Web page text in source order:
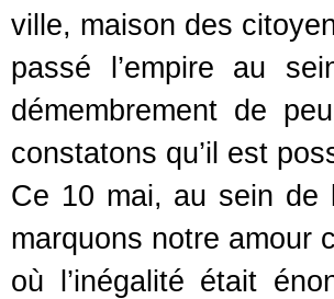
ville, maison des
passé l’empire au
démembrement de
constatons qu’il est
Ce 10 mai, au sein de
marquons notre amour
où l’inégalité était